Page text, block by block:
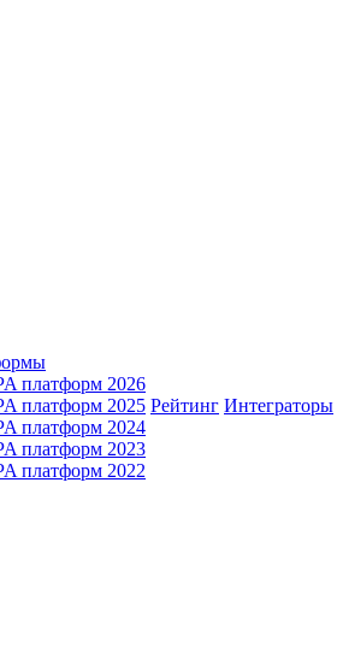
платформ 2026
платформ 2025
платформ 2024
платформ 2023
платформ 2022
Рейтинг Интеграторы